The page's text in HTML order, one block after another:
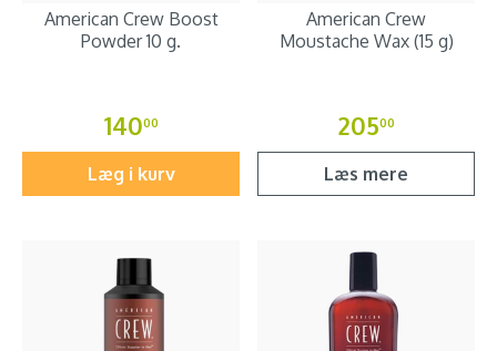
American Crew Boost
Powder 10 g.
14000
Læg i kurv
American Crew
Moustache Wax (15 g)
20500
Læs mere